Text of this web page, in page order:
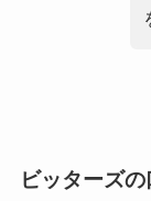
ビッターズ